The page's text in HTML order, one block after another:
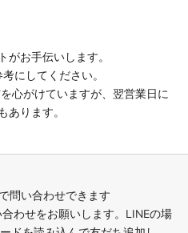
がお手伝いします。
考にしてください。
心がけていますが、翌営業日に
あります。
問い合わせできます
わせをお願いします。LINEの場